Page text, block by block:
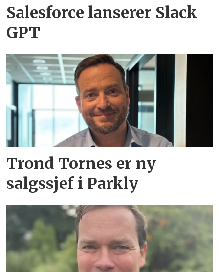
Salesforce lanserer Slack
GPT
Trond Tornes er ny
salgssjef i Parkly